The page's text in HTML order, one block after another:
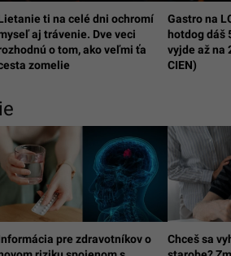
ti na celé dni ochromí
aj trávenie. Dve veci
o tom, ako veľmi ťa
zomelie
Gastro na
hotdog dáš
vyjde až na
CIEN)
pre zdravotníkov o
Chceš sa